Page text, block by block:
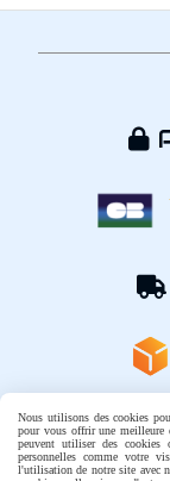


Nous utilisons des cookies
pour vous offrir une meilleure
peuvent utiliser des cookies
personnelles comme votre
l'utilisation de notre site avec